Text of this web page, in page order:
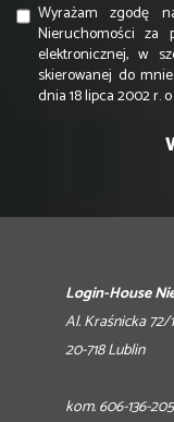
Wyrażam zgodę
Nieruchomości za
elektronicznej, w
skierowanej do
dnia 18 lipca 2002 r.
Login-House
Al. Kraśnicka 72/1
20-718 Lublin
kom. 606-136-205